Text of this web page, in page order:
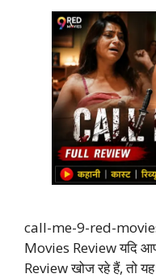
call-me-9-red-
Movies Review यदि
Review खोज रहे हैं, तो